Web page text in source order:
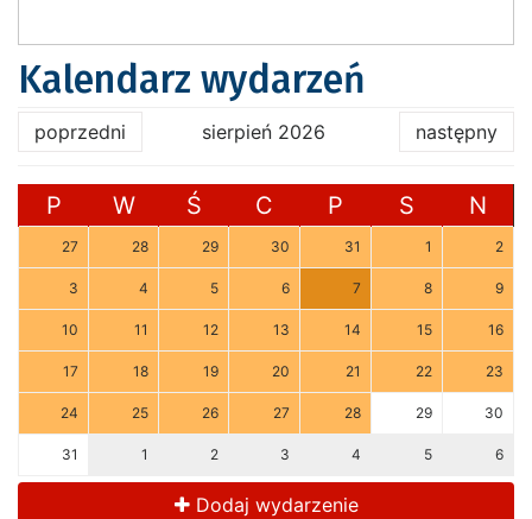
Kalendarz wydarzeń
poprzedni sierpień 2026 następny
P W Ś C P S N
27 28 29 30 31 1 2
3 4 5 6 7 8 9
10 11 12 13 14 15 16
17 18 19 20 21 22 23
24 25 26 27 28 29 30
31 1 2 3 4 5 6
Dodaj wydarzenie